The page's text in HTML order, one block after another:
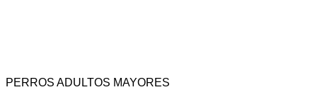
PERROS ADULTOS MAYORES